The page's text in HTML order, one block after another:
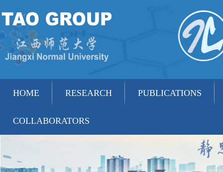
HOME RESEARCH PUBLICATIONS
COLLABORATORS